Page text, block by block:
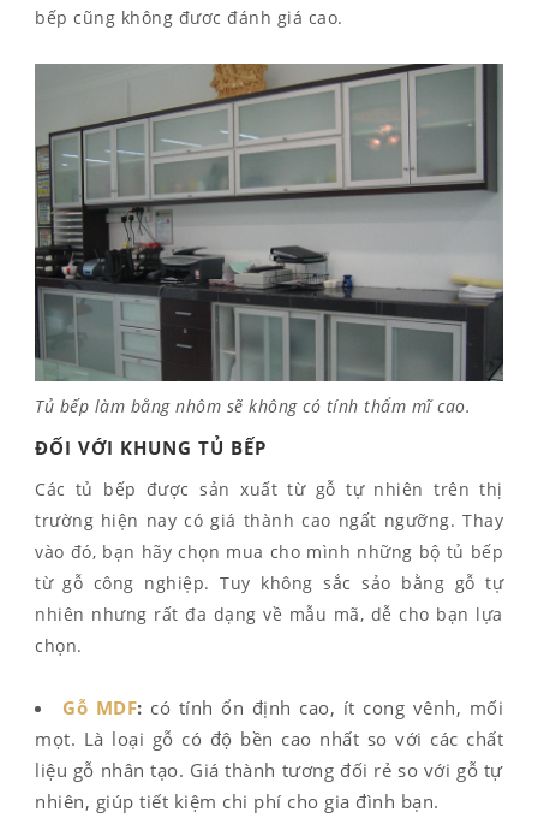
bếp cũng không đươc đánh giá cao.
Tủ bếp làm bằng nhôm sẽ không có tính thẩm mĩ cao.
ĐỐI VỚI KHUNG TỦ BẾP
Các tủ bếp được sản xuất từ gỗ tự nhiên trên thị
trường hiện nay có giá thành cao ngất ngưỡng. Thay
vào đó, bạn hãy chọn mua cho mình những bộ tủ bếp
từ gỗ công nghiệp. Tuy không sắc sảo bằng gỗ tự
nhiên nhưng rất đa dạng về mẫu mã, dễ cho bạn lựa
chọn.
Gỗ MDF: có tính ổn định cao, ít cong vênh, mối
mọt. Là loại gỗ có độ bền cao nhất so với các chất
liệu gỗ nhân tạo. Giá thành tương đối rẻ so với gỗ tự
nhiên, giúp tiết kiệm chi phí cho gia đình bạn.